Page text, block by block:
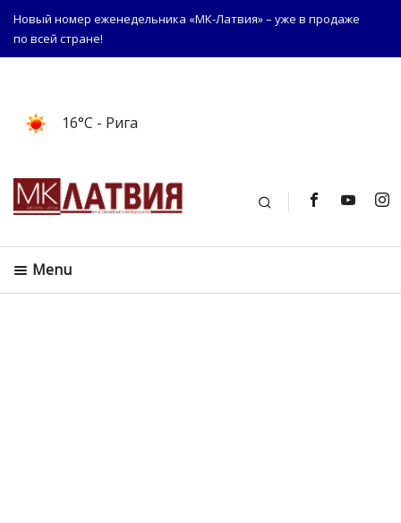
Новый номер еженедельника «МК-Латвия» – уже в продаже
по всей стране!
16°C - Рига
Поиск
Menu